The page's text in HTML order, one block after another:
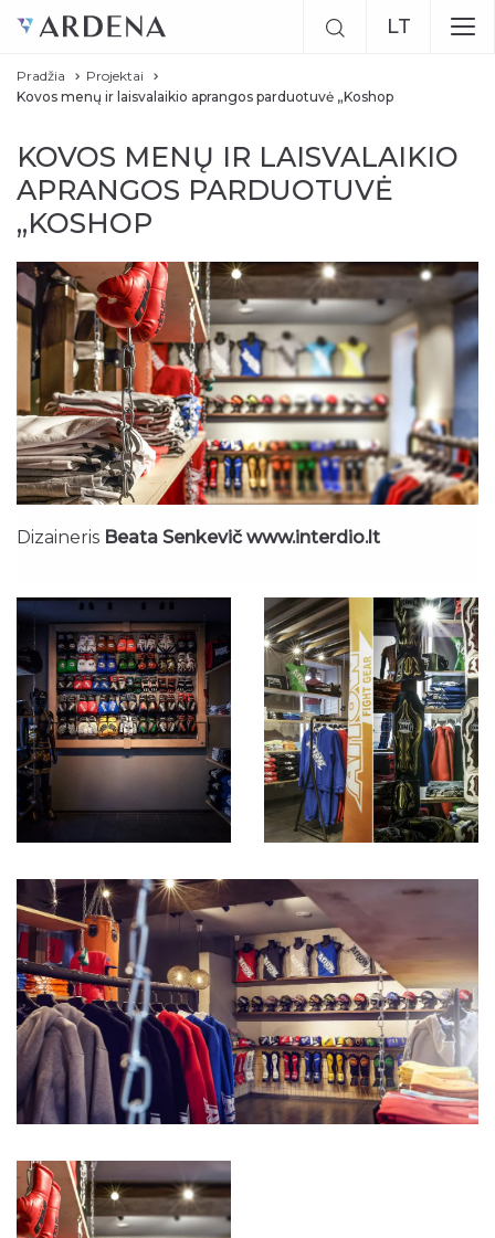
LT
Pradžia
Projektai
Kovos menų ir laisvalaikio aprangos parduotuvė „Koshop
KOVOS MENŲ IR LAISVALAIKIO
APRANGOS PARDUOTUVĖ
„KOSHOP
Dizaineris Beata Senkevič www.interdio.lt